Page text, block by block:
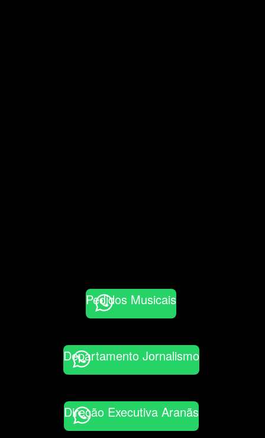
Pedidos Musicais
Departamento Jornalismo
Direção Executiva Aranãs